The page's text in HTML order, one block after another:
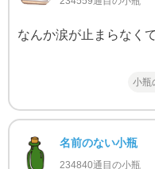
なんか涙が止まらなく
小瓶
名前のない小瓶
234840通目の小瓶